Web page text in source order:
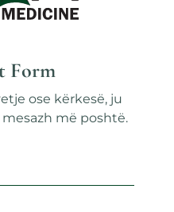
Form
ose kërkesë, ju
më poshtë.